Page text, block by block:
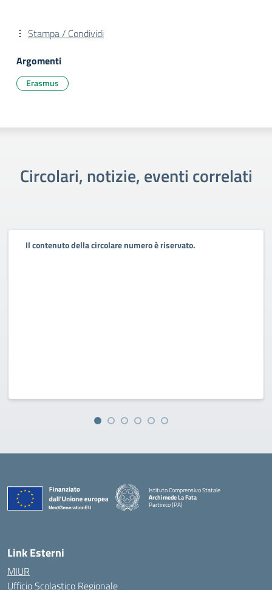
Stampa / Condividi
Argomenti
Erasmus
Circolari, notizie, eventi correlati
Il contenuto della circolare numero è riservato.
Istituto Comprensivo Statale
Archimede La Fata
Partinico (PA)
Link Esterni
MIUR
Ufficio Scolastico Regionale